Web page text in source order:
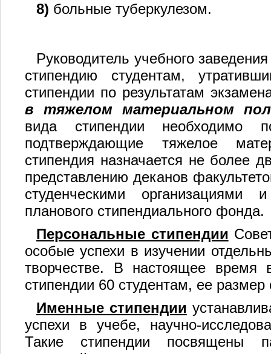
8) больные туберкулезом.
Руководитель учебного
стипендию студентам,
стипендии по результатам
в тяжелом материальном
вида стипендии необходимо
подтверждающие тяжелое
стипендия назначается не более
представлению деканов
студенческими
планового стипендиального фонда.
Персональные стипендии
особые успехи в изучении
творчестве. В настоящее
стипендии 60 студентам, ее размер
Именные стипендии
успехи в учебе, научно-
Такие стипендии посвящены